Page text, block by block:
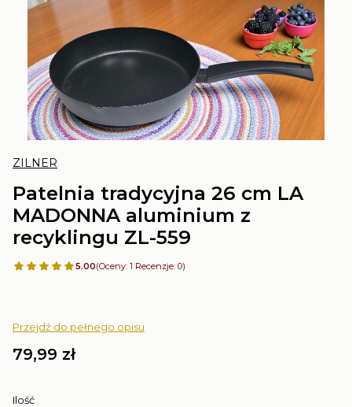
ZILNER
Patelnia tradycyjna 26 cm LA
MADONNA aluminium z
recyklingu ZL-559
5.00(Oceny: 1 Recenzje: 0)
Przejdź do pełnego opisu
Cena
79,99 zł
Ilość